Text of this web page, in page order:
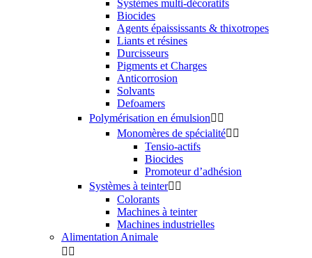
Systèmes multi-décoratifs
Biocides
Agents épaississants & thixotropes
Liants et résines
Durcisseurs
Pigments et Charges
Anticorrosion
Solvants
Defoamers
Polymérisation en émulsion 
Monomères de spécialité 
Tensio-actifs
Biocides
Promoteur d’adhésion
Systèmes à teinter 
Colorants
Machines à teinter
Machines industrielles
Alimentation Animale
 